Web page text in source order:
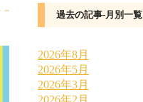
過去の記事-月別一覧
2026年8月
2026年5月
2026年3月
2026年2月